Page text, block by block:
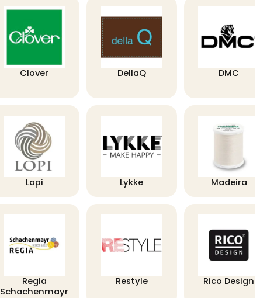
Clover DellaQ DMC
Lopi Lykke Madeira
Regia
Schachenmayr
Restyle Rico Design